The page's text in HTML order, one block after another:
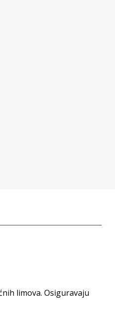
limova. Osiguravaju